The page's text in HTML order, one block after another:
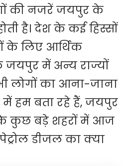
की नजरें जयपुर के
है। देश के कई हिस्सों
के लिए आर्थिक
में अन्य राज्यों
लोगों का आना-जाना
में हम बता रहे हैं, जयपुर
कुछ बड़े शहरों में आज
पेट्रोल डीजल का क्या